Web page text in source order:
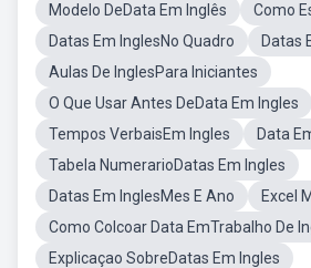
Modelo DeData Em Inglês
Como
Datas Em InglesNo Quadro
Datas
Aulas De InglesPara Iniciantes
O Que Usar Antes DeData Em Ingles
Tempos VerbaisEm Ingles
Data
Tabela NumerarioDatas Em Ingles
Datas Em InglesMes E Ano
Excel
Como Colcoar Data EmTrabalho De
Explicaçao SobreDatas Em Ingles